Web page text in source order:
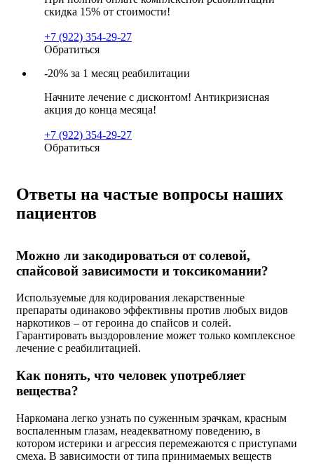
скидка 15% от стоимости!
+7 (922) 354-29-27
Обратиться
-20% за 1 месяц реабилитации
Начните лечение с дисконтом! Антикризисная
акция до конца месяца!
+7 (922) 354-29-27
Обратиться
Ответы на частые вопросы наших
пациентов
Можно ли закодироваться от солевой,
спайсовой зависимости и токсикомании?
Используемые для кодирования лекарственные
препараты одинаково эффективны против любых видов
наркотиков – от героина до спайсов и солей.
Гарантировать выздоровление может только комплексное
лечение с реабилитацией.
Как понять, что человек употребляет
вещества?
Наркомана легко узнать по суженным зрачкам, красным
воспаленным глазам, неадекватному поведению, в
котором истерики и агрессия перемежаются с приступами
смеха. В зависимости от типа принимаемых веществ